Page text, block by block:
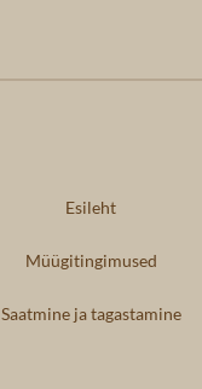
Esileht
Müügitingimused
Saatmine ja tagastamine